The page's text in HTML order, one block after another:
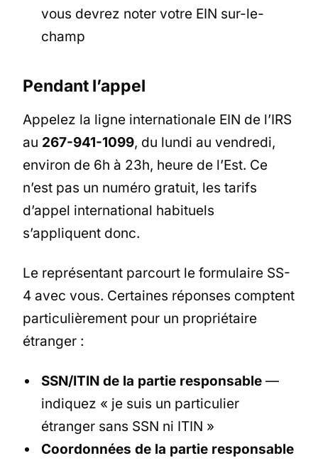
vous devrez noter votre EIN sur-le-
champ
Pendant l’appel
Appelez la ligne internationale EIN de l’IRS
au 267-941-1099, du lundi au vendredi,
environ de 6h à 23h, heure de l’Est. Ce
n’est pas un numéro gratuit, les tarifs
d’appel international habituels
s’appliquent donc.
Le représentant parcourt le formulaire SS-
4 avec vous. Certaines réponses comptent
particulièrement pour un propriétaire
étranger :
SSN/ITIN de la partie responsable—
indiquez « je suis un particulier
étranger sans SSN ni ITIN »
Coordonnées de la partie responsable